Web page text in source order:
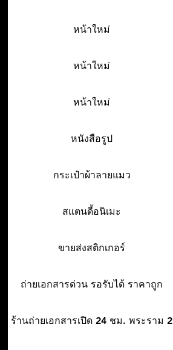
หน้าใหม่
หน้าใหม่
หน้าใหม่
หนังสือรูป
กระเป๋าผ้าลายแมว
สแตนดี้อนิเมะ
ขายส่งสติกเกอร์
ถ่ายเอกสารด่วน รอรับได้ ราคาถูก
ร้านถ่ายเอกสารเปิด 24 ชม. พระราม 2